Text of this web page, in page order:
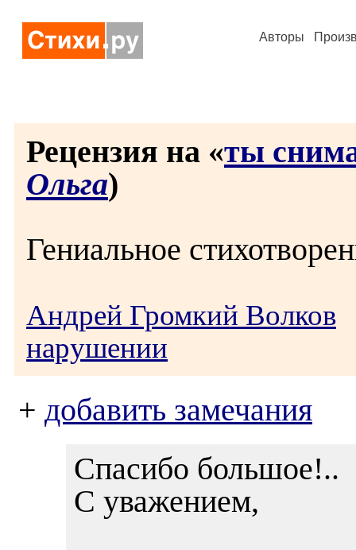
Авторы
Рецензия на «ты
Ольга)
Гениальное
Андрей Громкий Волков
нарушении
+ добавить замечания
Спасибо большое!..
С уважением,